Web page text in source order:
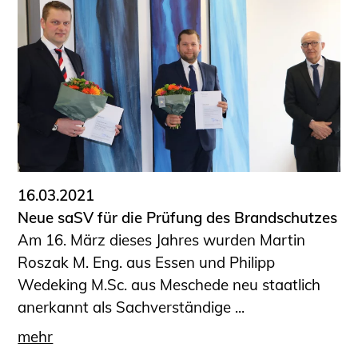
16.03.2021
Neue saSV für die Prüfung des Brandschutzes
Am 16. März dieses Jahres wurden Martin
Roszak M. Eng. aus Essen und Philipp
Wedeking M.Sc. aus Meschede neu staatlich
anerkannt als Sachverständige ...
mehr